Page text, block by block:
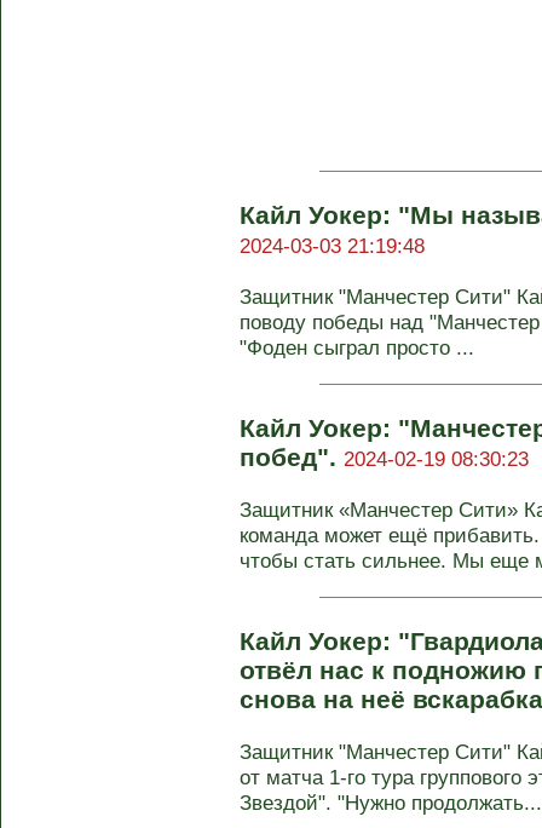
Кайл Уокер: "Мы
2024-03-03 21:19:48
Защитник "Манчестер Сити"
поводу победы над
"Фоден сыграл просто ...
Кайл Уокер:
побед". 2024-02-19 08:30:23
Защитник «Манчестер Сити»
команда может ещё
чтобы стать сильнее. Мы еще
Кайл Уокер:
отвёл нас к подножию
снова на неё
Защитник "Манчестер Сити"
от матча 1-го тура
Звездой". "Нужно продолжать...